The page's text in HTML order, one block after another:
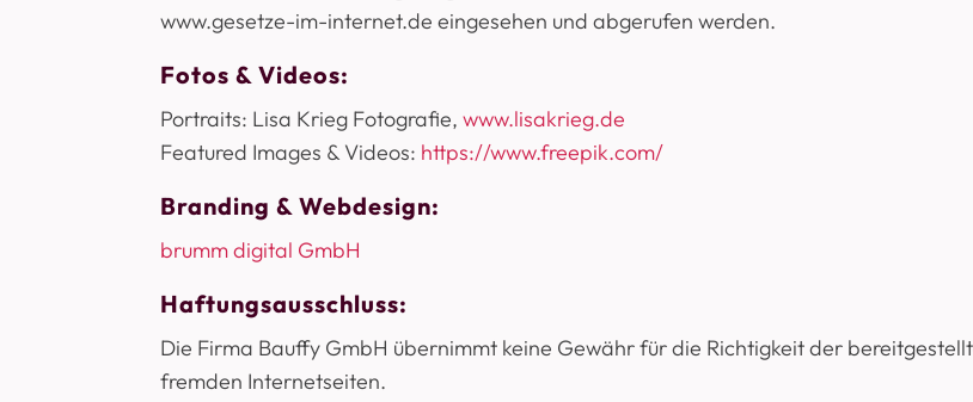
www.gesetze-im-internet.de eingesehen und abgerufen werden.
Fotos & Videos:
Portraits: Lisa Krieg Fotografie,www.lisakrieg.de
Featured Images & Videos: https://www.freepik.com/
Branding & Webdesign:
brumm digital GmbH
Haftungsausschluss:
Die Firma Bauffy GmbH übernimmt keine Gewähr für die Richtigkeit der
fremden Internetseiten.